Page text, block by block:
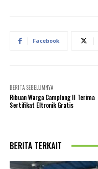
Facebook
BERITA SEBELUMNYA
Ribuan Warga Camplong II Terima
Sertifikat Eltronik Gratis
BERITA TERKAIT